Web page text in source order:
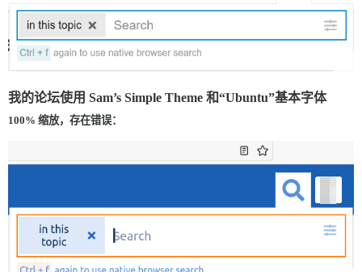
我的论坛使用 Sam’s Simple Theme 和“Ubuntu”基本字体
100% 缩放，存在错误：